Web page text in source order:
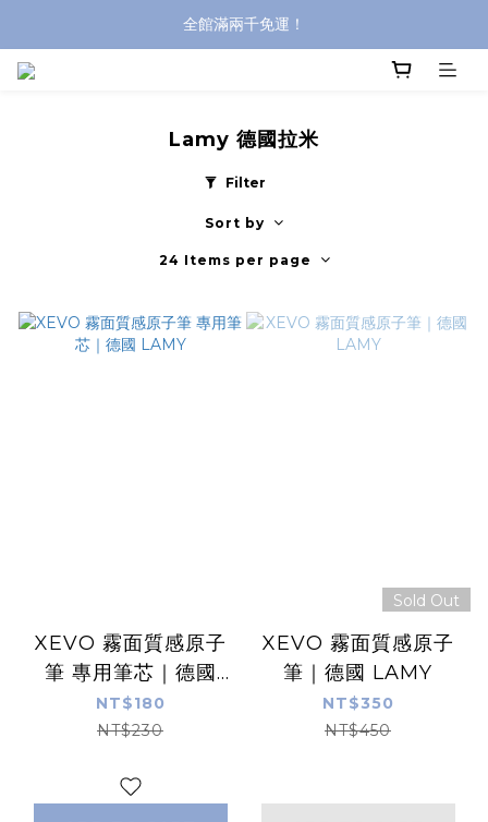
全館滿兩千免運！
全館滿兩千免運！
Lamy 德國拉米
Filter
Sort by
24 Items per page
XEVO 霧面質感原子
筆 專用筆芯｜德國
LAMY
NT$180
NT$230
Sold Out
XEVO 霧面質感原子
筆｜德國 LAMY
NT$350
NT$450